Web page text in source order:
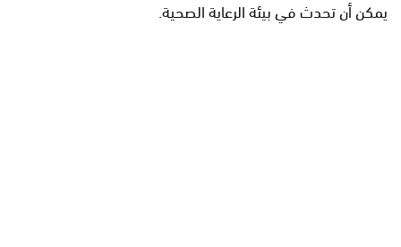
يمكن أن تحدث في بيئة الرعاية الصحية.